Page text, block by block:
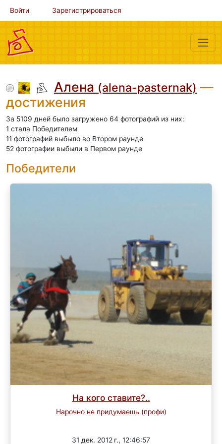
Войти Зарегистрироваться
Алена (alena-pasternak) —
достижения
За 5109 дней было загружено 64 фотографий из них:
1 стала Победителем
11 фотографий выбыло во Втором раунде
52 фотографии выбыли в Первом раунде
Победители
На кого ставите?..
Нарочно не придумаешь (профи)
31 дек. 2012 г., 12:46:57